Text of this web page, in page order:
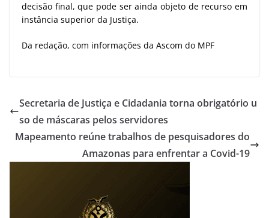
decisão final, que pode ser ainda objeto de recurso em
instância superior da Justiça.
Da redação, com informações da Ascom do MPF
Secretaria de Justiça e Cidadania torna obrigatório u
so de máscaras pelos servidores
Mapeamento reúne trabalhos de pesquisadores do
Amazonas para enfrentar a Covid-19